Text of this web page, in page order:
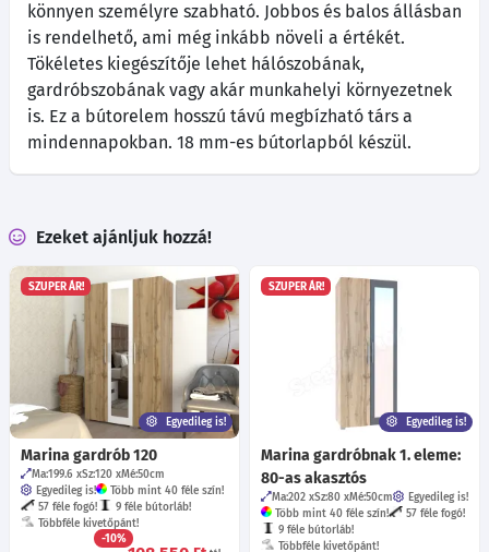
könnyen személyre szabható. Jobbos és balos állásban
is rendelhető, ami még inkább növeli a értékét.
Tökéletes kiegészítője lehet hálószobának,
gardróbszobának vagy akár munkahelyi környezetnek
is. Ez a bútorelem hosszú távú megbízható társ a
mindennapokban. 18 mm-es bútorlapból készül.
Ezeket ajánljuk hozzá!
SZUPER ÁR!
Egyedileg is!
Marina gardrób 120
Ma:199.6 Sz:120 Mé:50cm
Egyedileg is!
Több mint 40 féle szín!
57 féle fogó!
9 féle bútorláb!
Többféle kivetőpánt!
-10%
SZUPER ÁR!
Egyedileg is!
Marina gardróbnak 1. eleme:
80-as akasztós
Ma:202 Sz:80 Mé:50cm
Egyedileg is!
Több mint 40 féle szín!
57 féle fogó!
9 féle bútorláb!
Többféle kivetőpánt!